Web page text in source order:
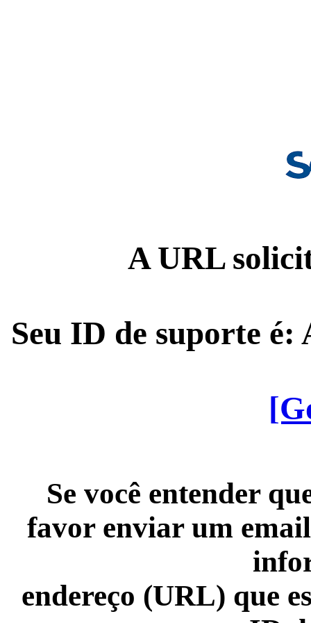
A URL
Seu ID de suporte é:
Se você entender
favor enviar um
endereço (URL) que